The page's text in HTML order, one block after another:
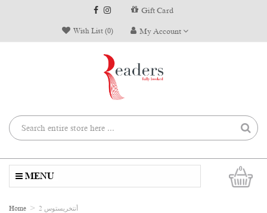
Gift Card
Wish List (0) My Account
0
MENU
Home أنتخريستوس 2